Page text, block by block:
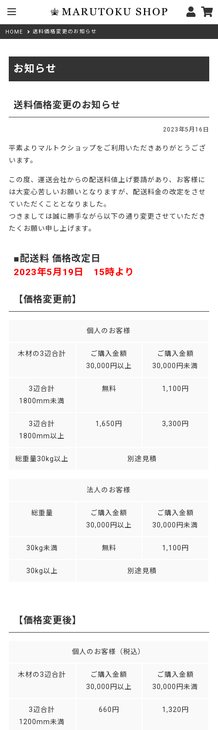
HOME 送料価格変更のお知らせ
お知らせ
送料価格変更のお知らせ
2023年5月16日
平素よりマルトクショップをご利用いただきありがとうござ
います。
この度、運送会社からの配送料値上げ要請があり、お客様に
は大変心苦しいお願いとなりますが、配送料金の改定をさせ
ていただくこととなりました。
つきましては誠に勝手ながら以下の通り変更させていただき
たくお願い申し上げます。
■配送料 価格改定日
2023年5月19日 15時より
【価格変更前】
個人のお客様
木材の3辺合計
ご購入金額
30,000円以上
ご購入金額
30,000円未満
3辺合計
1800mm未満
無料 1,100円
3辺合計
1800mm以上
1,650円 3,300円
総重量30kg以上 別途見積
法人のお客様
総重量
ご購入金額
30,000円以上
ご購入金額
30,000円未満
30kg未満 無料 1,100円
30kg以上 別途見積
【価格変更後】
個人のお客様（税込）
木材の3辺合計
ご購入金額
30,000円以上
ご購入金額
30,000円未満
3辺合計
1200mm未満
660円 1,320円